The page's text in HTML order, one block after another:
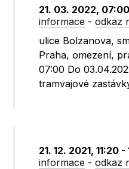
21. 03. 2022,
informace -odkaz
ulice Bolzanova,
Praha, omezení,
07:00 Do
tramvajové
21. 12. 2021, 11:20 -
informace -odkaz